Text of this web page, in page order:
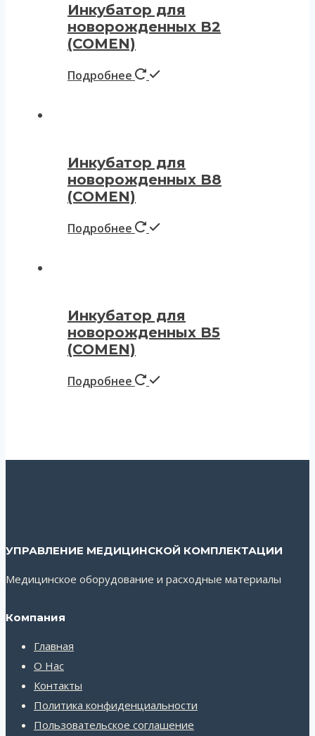
Инкубатор для
новорожденных B2
(COMEN)
Подробнее
Инкубатор для
новорожденных B8
(COMEN)
Подробнее
Инкубатор для
новорожденных B5
(COMEN)
Подробнее
УПРАВЛЕНИЕ МЕДИЦИНСКОЙ КОМПЛЕКТАЦИИ
Медицинское оборудование и расходные материалы
Компания
Главная
О Нас
Контакты
Политика конфиденциальности
Пользовательское соглашение